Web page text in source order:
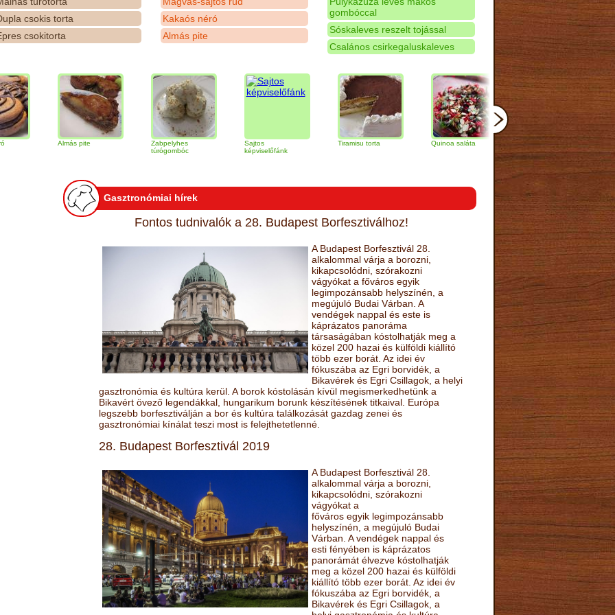
csokis torta
csokitorta
Kakaós néró
Almás pite
gombóccal
Sóskaleves reszelt tojással
Csalános csirkegaluskaleves
Almás pite
Zabpelyhes
túrógombóc
képviselőfánk
Tiramisu torta Quinoa saláta Mandulás kifli
narancs
Gasztronómiai hírek
Fontos tudnivalók a 28. Budapest Borfesztiválhoz!
A Budapest Borfesztivál 28.
alkalommal várja a borozni,
kikapcsolódni, szórakozni
vágyókat a főváros egyik
legimpozánsabb helyszínén, a
megújuló Budai Várban. A
vendégek nappal és este is
káprázatos panoráma
társaságában kóstolhatják meg a
közel 200 hazai és külföldi kiállító
több ezer borát. Az idei év
fókuszába az Egri borvidék, a
Bikavérek és Egri Csillagok, a helyi
gasztronómia és kultúra kerül. A borok kóstolásán kívül megismerkedhetünk a
Bikavért övező legendákkal, hungarikum borunk készítésének titkaival. Európa
legszebb borfesztiválján a bor és kultúra találkozását gazdag zenei és
gasztronómiai kínálat teszi most is felejthetetlenné.
28. Budapest Borfesztivál 2019
A Budapest Borfesztivál 28.
alkalommal várja a borozni,
kikapcsolódni, szórakozni
vágyókat a
főváros egyik legimpozánsabb
helyszínén, a megújuló Budai
Várban. A vendégek nappal és
esti fényében is káprázatos
panorámát élvezve kóstolhatják
meg a közel 200 hazai és külföldi
kiállító több ezer borát. Az idei év
fókuszába az Egri borvidék, a
Bikavérek és Egri Csillagok, a